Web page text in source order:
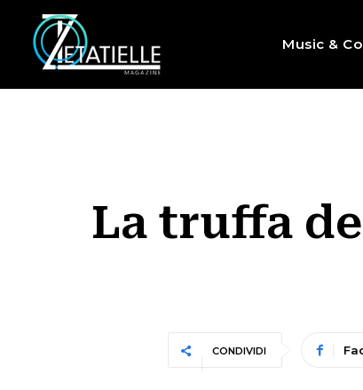
Music &
La truffa
CONDIVIDI